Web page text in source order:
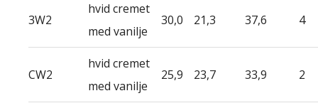
3W2
hvid cremet
med vanilje
30,0 21,3 37,6 4
CW2
hvid cremet
med vanilje
25,9 23,7 33,9 2